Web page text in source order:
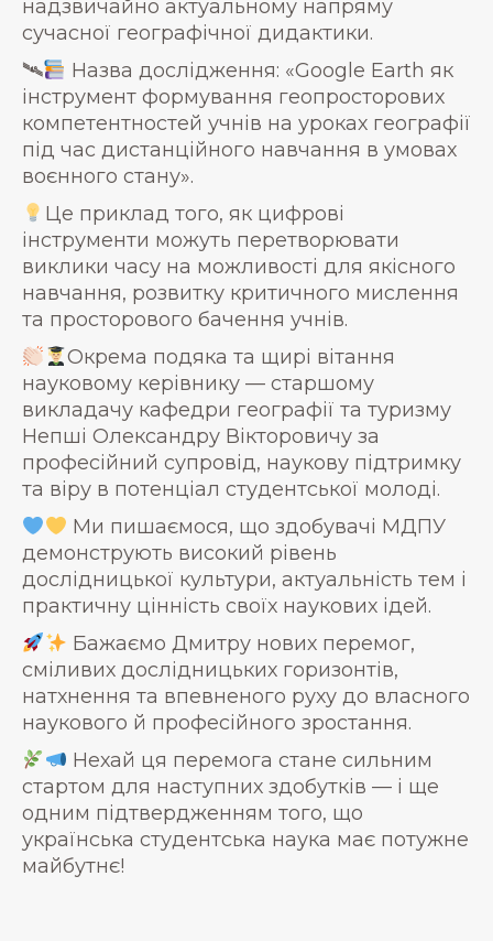
надзвичайно актуальному напряму
сучасної географічної дидактики.
🛰
Назва дослідження: «Google Earth як
інструмент формування геопросторових
компетентностей учнів на уроках географії
під час дистанційного навчання в умовах
воєнного стану».
Це приклад того, як цифрові
інструменти можуть перетворювати
виклики часу на можливості для якісного
навчання, розвитку критичного мислення
та просторового бачення учнів.
Окрема подяка та щирі вітання
науковому керівнику — старшому
викладачу кафедри географії та туризму
Непші Олександру Вікторовичу за
професійний супровід, наукову підтримку
та віру в потенціал студентської молоді.
Ми пишаємося, що здобувачі МДПУ
демонструють високий рівень
дослідницької культури, актуальність тем і
практичну цінність своїх наукових ідей.
Бажаємо Дмитру нових перемог,
сміливих дослідницьких горизонтів,
натхнення та впевненого руху до власного
наукового й професійного зростання.
Нехай ця перемога стане сильним
стартом для наступних здобутків — і ще
одним підтвердженням того, що
українська студентська наука має потужне
майбутнє!